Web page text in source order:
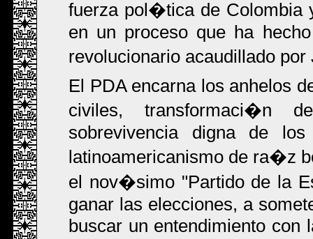
fuerza pol�tica de Colombia
en un proceso que ha
revolucionario acaudillado
El PDA encarna los anhelos
civiles, transformaci�n
sobrevivencia digna de
latinoamericanismo de ra�z
el nov�simo "Partido de la
ganar las elecciones, a
buscar un entendimiento con